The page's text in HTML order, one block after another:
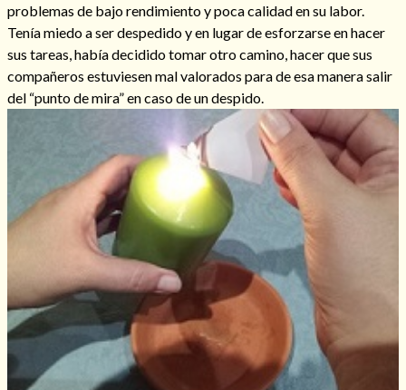
Consulta de tarot online
problemas de bajo rendimiento y poca calidad en su labor.
Tenía miedo a ser despedido y en lugar de esforzarse en hacer
sus tareas, había decidido tomar otro camino, hacer que sus
compañeros estuviesen mal valorados para de esa manera salir
del “punto de mira” en caso de un despido.